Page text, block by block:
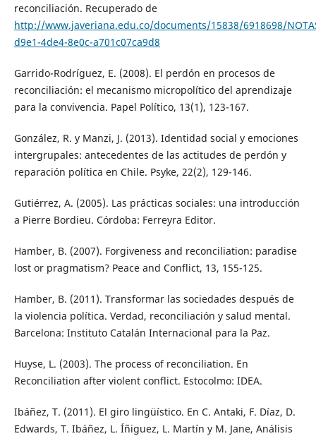
reconciliación. Recuperado de
http://www.javeriana.edu.co/documents/15838/6918698/
d9e1-4de4-8e0c-a701c07ca9d8
Garrido-Rodríguez, E. (2008). El perdón en procesos de
reconciliación: el mecanismo micropolítico del aprendizaje
para la convivencia. Papel Político, 13(1), 123-167.
González, R. y Manzi, J. (2013). Identidad social y emociones
intergrupales: antecedentes de las actitudes de perdón y
reparación política en Chile. Psyke, 22(2), 129-146.
Gutiérrez, A. (2005). Las prácticas sociales: una introducción
a Pierre Bordieu. Córdoba: Ferreyra Editor.
Hamber, B. (2007). Forgiveness and reconciliation: paradise
lost or pragmatism? Peace and Conflict, 13, 155-125.
Hamber, B. (2011). Transformar las sociedades después de
la violencia política. Verdad, reconciliación y salud mental.
Barcelona: Instituto Catalán Internacional para la Paz.
Huyse, L. (2003). The process of reconciliation. En
Reconciliation after violent conflict. Estocolmo: IDEA.
Ibáñez, T. (2011). El giro lingüístico. En C. Antaki, F. Díaz, D.
Edwards, T. Ibáñez, L. Íñiguez, L. Martín y M. Jane, Análisis